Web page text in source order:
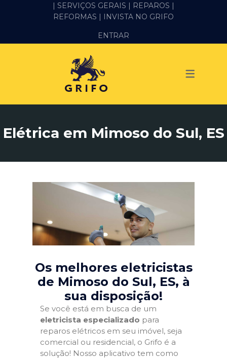
ALVENARIA E PEDREIRO
IMPERMEABILIZAÇÃO
REFORMA
| SERVIÇOS GERAIS | REPAROS |
REFORMAS | INVISTA NO GRIFO
ENTRAR
Elétrica em Mimoso do Sul, ES
Os melhores eletricistas
de Mimoso do Sul, ES, à
sua disposição!
Se você está em busca de um
eletricista especializado para
reparos elétricos em seu imóvel, seja
comercial ou residencial, o Grifo é a
solução! Nosso aplicativo tem como